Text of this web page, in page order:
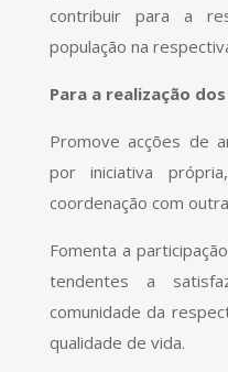
contribuir para a
população na
Para a realização
Promove acções de
por iniciativa
coordenação com
Fomenta a
tendentes a
comunidade da
qualidade de vida.